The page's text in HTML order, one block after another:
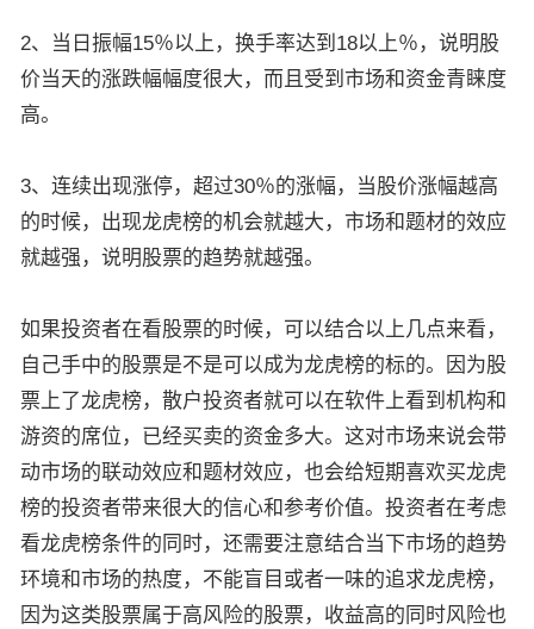
2、当日振幅15％以上，换手率达到18以上％，说明股
价当天的涨跌幅幅度很大，而且受到市场和资金青睐度
高。
3、连续出现涨停，超过30％的涨幅，当股价涨幅越高
的时候，出现龙虎榜的机会就越大，市场和题材的效应
就越强，说明股票的趋势就越强。
如果投资者在看股票的时候，可以结合以上几点来看，
自己手中的股票是不是可以成为龙虎榜的标的。因为股
票上了龙虎榜，散户投资者就可以在软件上看到机构和
游资的席位，已经买卖的资金多大。这对市场来说会带
动市场的联动效应和题材效应，也会给短期喜欢买龙虎
榜的投资者带来很大的信心和参考价值。投资者在考虑
看龙虎榜条件的同时，还需要注意结合当下市场的趋势
环境和市场的热度，不能盲目或者一味的追求龙虎榜，
因为这类股票属于高风险的股票，收益高的同时风险也